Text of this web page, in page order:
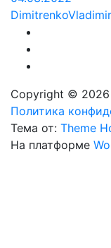
Copyright © 2026
Политика
Тема от: Theme
На платформе